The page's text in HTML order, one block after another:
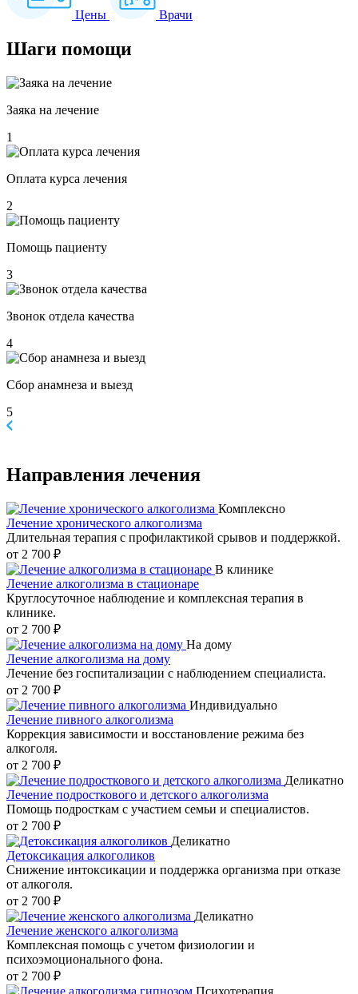
Цены Врачи
Шаги помощи
Заяка на лечение
1
Оплата курса лечения
2
Помощь пациенту
3
Звонок отдела качества
4
Сбор анамнеза и выезд
5
Направления лечения
Комплексно
Лечение хронического алкоголизма
Длительная терапия с профилактикой срывов и поддержкой.
от 2 700 ₽
В клинике
Лечение алкоголизма в стационаре
Круглосуточное наблюдение и комплексная терапия в
клинике.
от 2 700 ₽
На дому
Лечение алкоголизма на дому
Лечение без госпитализации с наблюдением специалиста.
от 2 700 ₽
Индивидуально
Лечение пивного алкоголизма
Коррекция зависимости и восстановление режима без
алкоголя.
от 2 700 ₽
Деликатно
Лечение подросткового и детского алкоголизма
Помощь подросткам с участием семьи и специалистов.
от 2 700 ₽
Деликатно
Детоксикация алкоголиков
Снижение интоксикации и поддержка организма при отказе
от алкоголя.
от 2 700 ₽
Деликатно
Лечение женского алкоголизма
Комплексная помощь с учетом физиологии и
психоэмоционального фона.
от 2 700 ₽
Психотерапия